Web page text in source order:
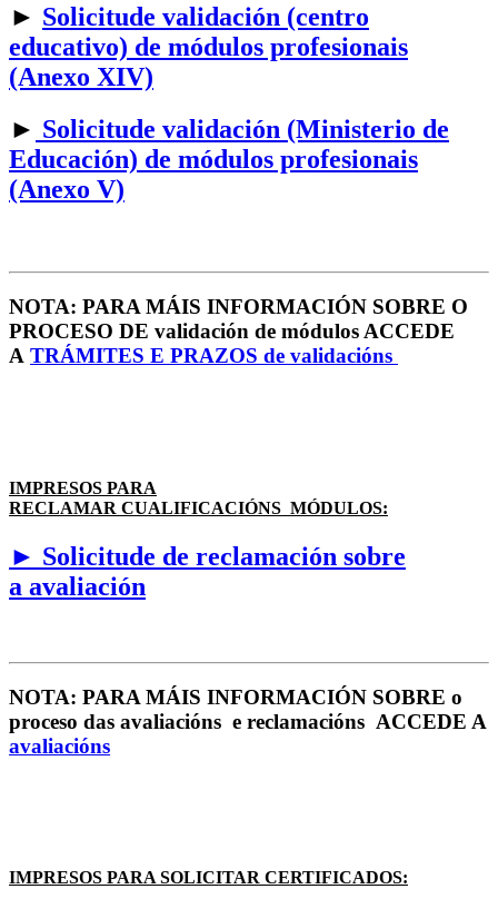
► Solicitude validación (centro
educativo) de módulos profesionais
(Anexo XIV)
► Solicitude validación (Ministerio de
Educación) de módulos profesionais
(Anexo V)
NOTA: PARA MÁIS INFORMACIÓN SOBRE O
PROCESO DE validación de módulos ACCEDE
A TRÁMITES E PRAZOS de validacións
IMPRESOS PARA
RECLAMAR CUALIFICACIÓNS MÓDULOS:
► Solicitude de reclamación sobre
a avaliación
NOTA: PARA MÁIS INFORMACIÓN SOBRE o
proceso das avaliacións e reclamacións ACCEDE A
avaliacións
IMPRESOS PARA SOLICITAR CERTIFICADOS: